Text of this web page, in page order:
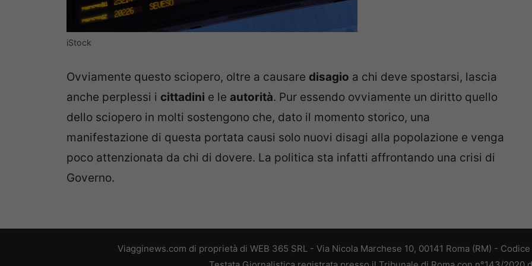
iStock
Ovviamente questo sciopero, oltre a causare disagio a chi deve spostarsi, lascia
anche perplessi i cittadini e le autorità. Pur essendo ovviamente un diritto quello
dello sciopero in molti sostengono che, dato il momento storico, una
manifestazione di questa portata causi solo nuovi disagi alla popolazione e venga
poco attenzionata da chi di dovere. La politica sta infatti affrontando una crisi di
Governo.
Viagginews.com di proprietà di WEB 365 SRL - Via Nicola Marchese 10, 00141 Roma (RM) -